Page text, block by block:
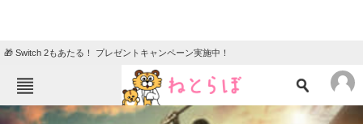
🎁 Switch 2もあたる！ プレゼントキャンペーン実施中！
ねとらぼメニュー